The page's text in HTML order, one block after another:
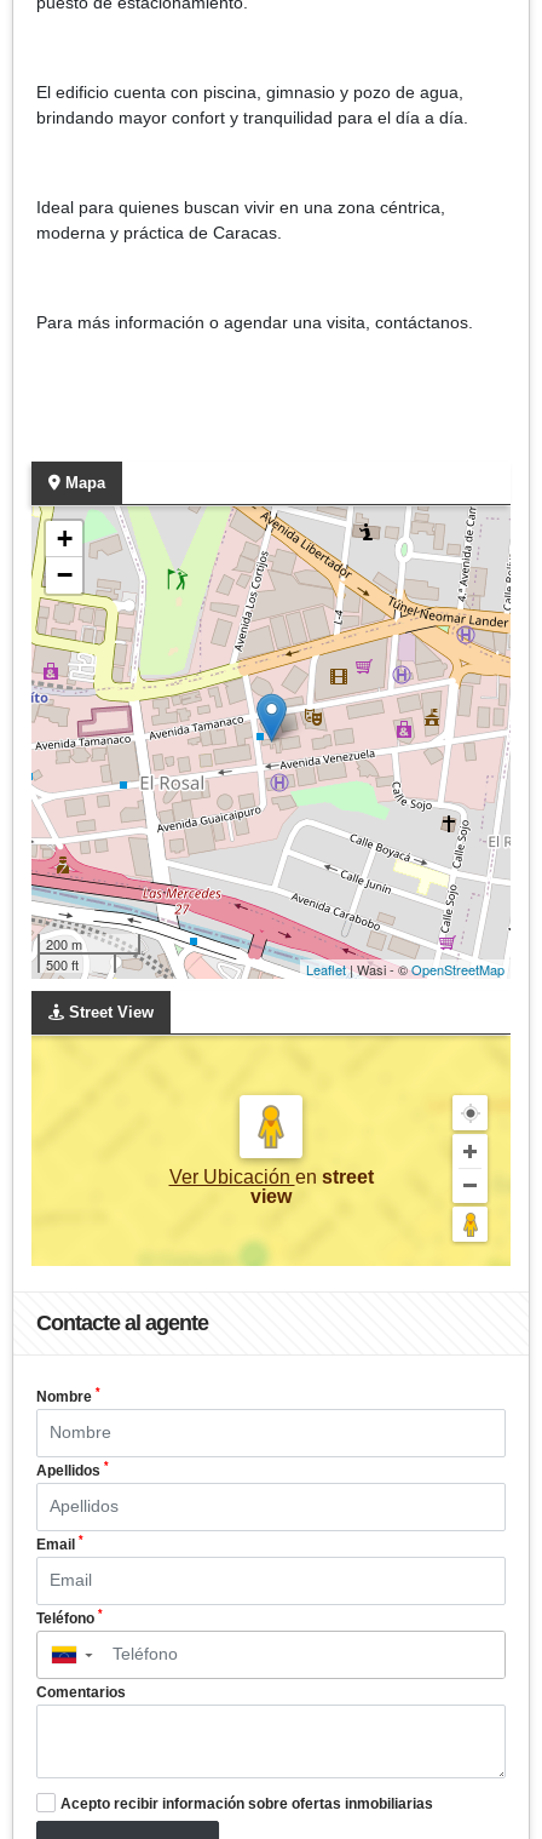
El edificio cuenta con piscina, gimnasio y pozo de agua,
brindando mayor confort y tranquilidad para el día a día.
Ideal para quienes buscan vivir en una zona céntrica,
moderna y práctica de Caracas.
Para más información o agendar una visita, contáctanos.
Mapa
+
−
200 m
500 ft
Leaflet| Wasi - ©OpenStreetMap
Street View
Ver Ubicación en street
view
Contacte al agente
Nombre *
Apellidos *
Email *
Teléfono *
▼
Comentarios
Acepto recibir información sobre ofertas inmobiliarias